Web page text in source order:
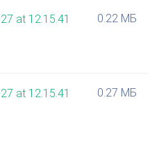
at 12.15.41
0.22 МБ
at 12.15.41
0.27 МБ